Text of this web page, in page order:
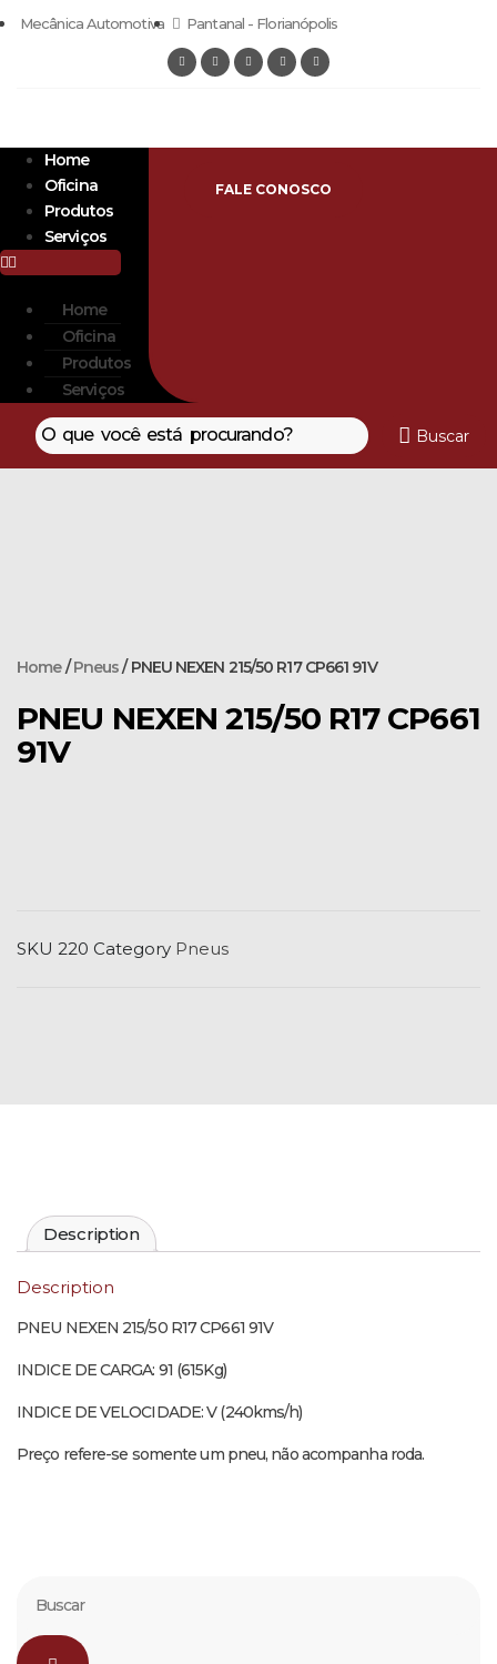
Mecânica Automotiva Pantanal - Florianópolis
Home
Oficina
Produtos
Serviços
Home
Oficina
Produtos
Serviços
FALE CONOSCO
Buscar
Home/Pneus/ PNEU NEXEN 215/50 R17 CP661 91V
PNEU NEXEN 215/50 R17 CP661
91V
SKU 220 Category Pneus
Description
Description
PNEU NEXEN 215/50 R17 CP661 91V
INDICE DE CARGA: 91 (615Kg)
INDICE DE VELOCIDADE: V (240kms/h)
Preço refere-se somente um pneu, não acompanha roda.